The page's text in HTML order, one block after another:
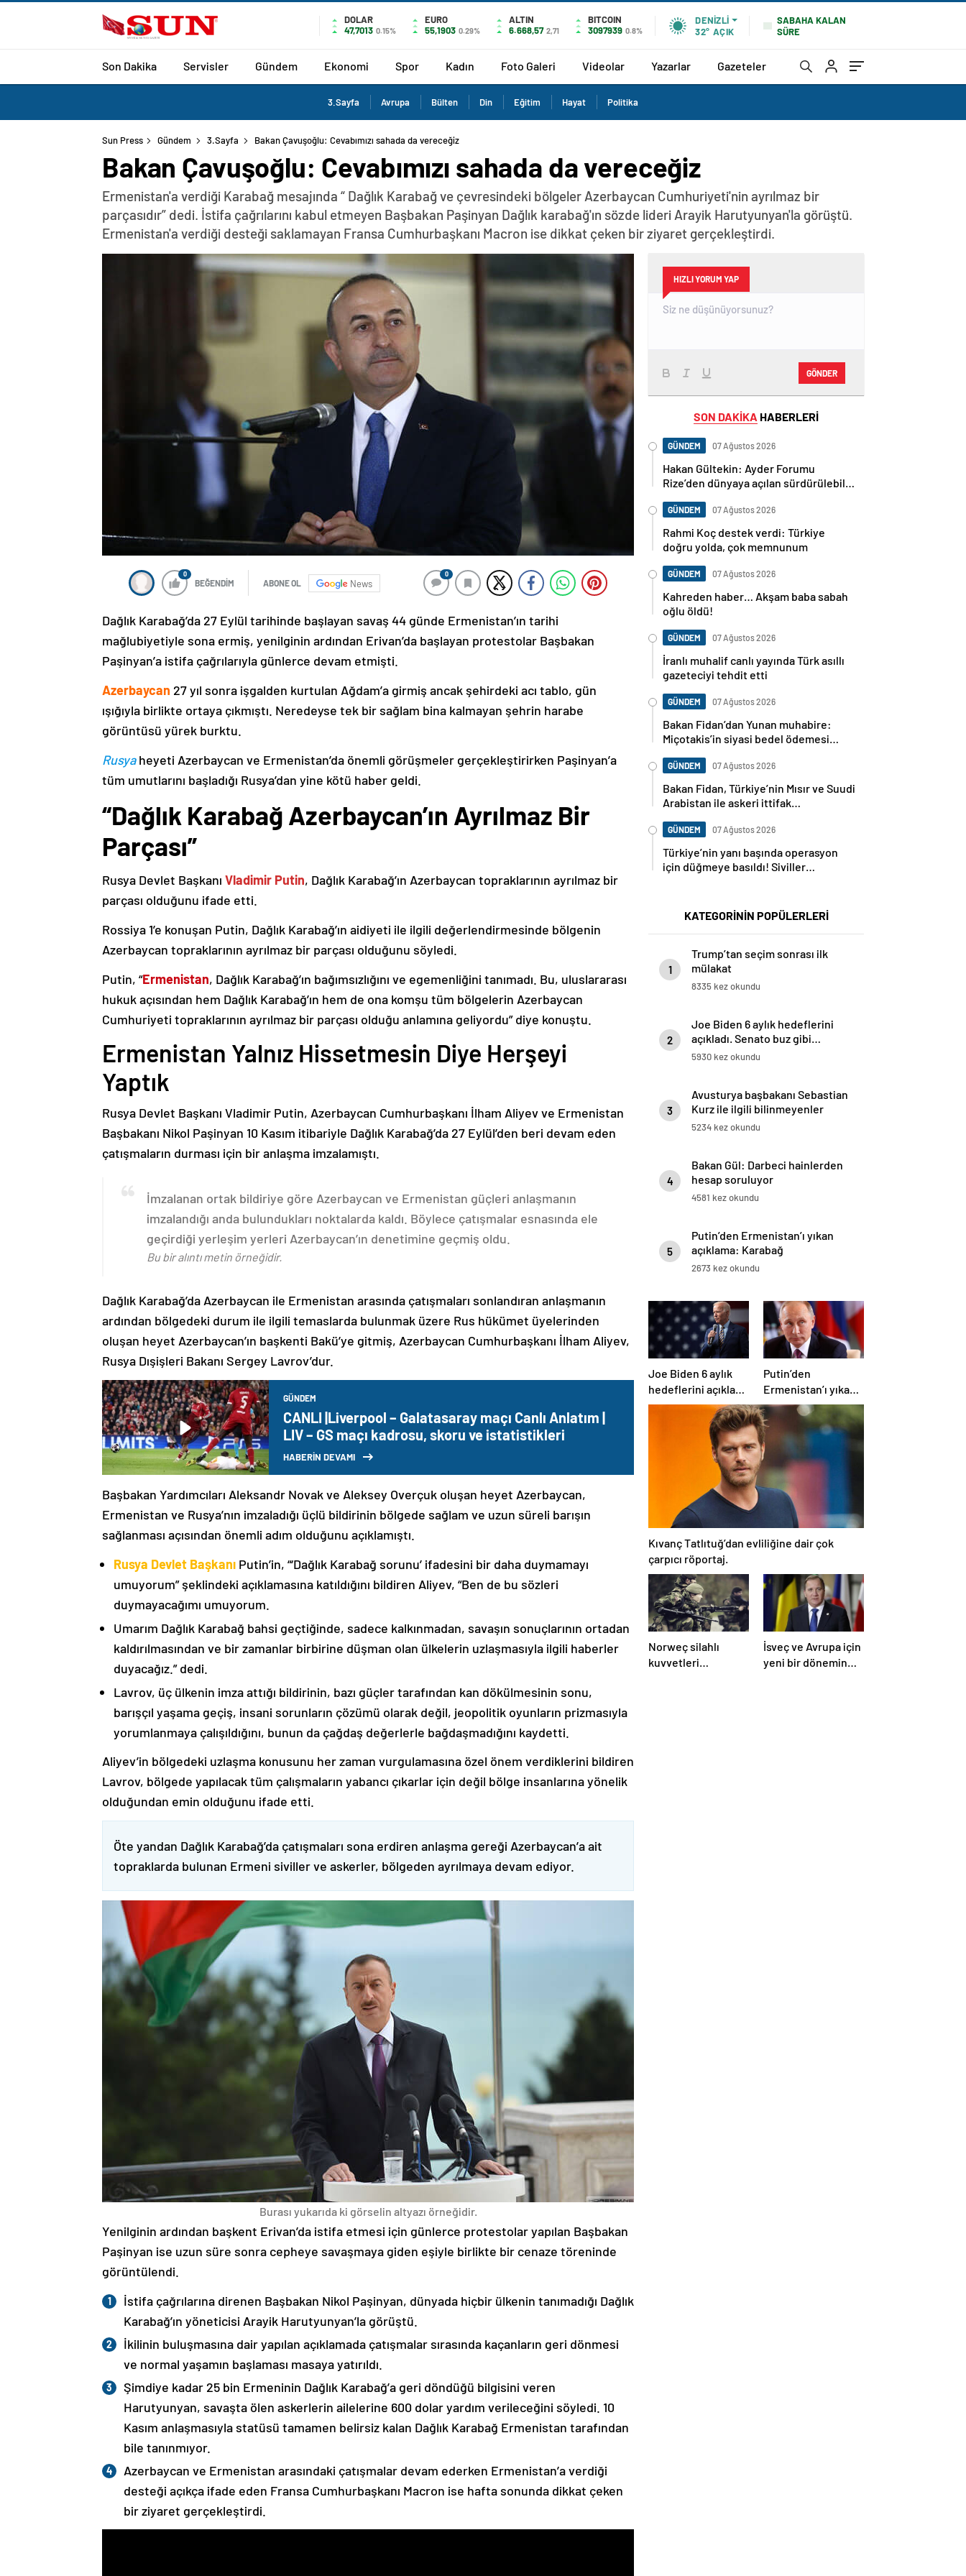
DOLAR
47,7013 0.15%
EURO
55,1903 0.29%
ALTIN
6.668,57 2,71
BITCOIN
3097939 0.8%
DENIZLI
32° AÇIK
SABAHA KALAN
SÜRE
Son Dakika Servisler Gündem Ekonomi Spor Kadın Foto Galeri Videolar Yazarlar Gazeteler
3.Sayfa Avrupa Bülten Din Eğitim Hayat Politika
Sun Press Gündem 3.Sayfa Bakan Çavuşoğlu: Cevabımızı sahada da vereceğiz
Bakan Çavuşoğlu: Cevabımızı sahada da vereceğiz
Ermenistan'a verdiği Karabağ mesajında “ Dağlık Karabağ ve çevresindeki bölgeler Azerbaycan Cumhuriyeti'nin ayrılmaz bir
parçasıdır” dedi. İstifa çağrılarını kabul etmeyen Başbakan Paşinyan Dağlık karabağ'ın sözde lideri Arayik Harutyunyan'la görüştü.
Ermenistan'a verdiği desteği saklamayan Fransa Cumhurbaşkanı Macron ise dikkat çeken bir ziyaret gerçekleştirdi.
0
BEĞENDİM ABONE OL News
0
Dağlık Karabağ’da 27 Eylül tarihinde başlayan savaş 44 günde Ermenistan’ın tarihi
mağlubiyetiyle sona ermiş, yenilginin ardından Erivan’da başlayan protestolar Başbakan
Paşinyan’a istifa çağrılarıyla günlerce devam etmişti.
Azerbaycan 27 yıl sonra işgalden kurtulan Ağdam’a girmiş ancak şehirdeki acı tablo, gün
ışığıyla birlikte ortaya çıkmıştı. Neredeyse tek bir sağlam bina kalmayan şehrin harabe
görüntüsü yürek burktu.
Rusyaheyeti Azerbaycan ve Ermenistan’da önemli görüşmeler gerçekleştirirken Paşinyan’a
tüm umutlarını başladığı Rusya’dan yine kötü haber geldi.
“Dağlık Karabağ Azerbaycan’ın Ayrılmaz Bir
Parçası”
Rusya Devlet Başkanı Vladimir Putin, Dağlık Karabağ’ın Azerbaycan topraklarının ayrılmaz bir
parçası olduğunu ifade etti.
Rossiya 1’e konuşan Putin, Dağlık Karabağ’ın aidiyeti ile ilgili değerlendirmesinde bölgenin
Azerbaycan topraklarının ayrılmaz bir parçası olduğunu söyledi.
Putin, “Ermenistan, Dağlık Karabağ’ın bağımsızlığını ve egemenliğini tanımadı. Bu, uluslararası
hukuk açısından hem Dağlık Karabağ’ın hem de ona komşu tüm bölgelerin Azerbaycan
Cumhuriyeti topraklarının ayrılmaz bir parçası olduğu anlamına geliyordu” diye konuştu.
Ermenistan Yalnız Hissetmesin Diye Herşeyi
Yaptık
Rusya Devlet Başkanı Vladimir Putin, Azerbaycan Cumhurbaşkanı İlham Aliyev ve Ermenistan
Başbakanı Nikol Paşinyan 10 Kasım itibariyle Dağlık Karabağ’da 27 Eylül’den beri devam eden
çatışmaların durması için bir anlaşma imzalamıştı.
İmzalanan ortak bildiriye göre Azerbaycan ve Ermenistan güçleri anlaşmanın
imzalandığı anda bulundukları noktalarda kaldı. Böylece çatışmalar esnasında ele
geçirdiği yerleşim yerleri Azerbaycan’ın denetimine geçmiş oldu.
Bu bir alıntı metin örneğidir.
Dağlık Karabağ’da Azerbaycan ile Ermenistan arasında çatışmaları sonlandıran anlaşmanın
ardından bölgedeki durum ile ilgili temaslarda bulunmak üzere Rus hükümet üyelerinden
oluşan heyet Azerbaycan’ın başkenti Bakü’ye gitmiş, Azerbaycan Cumhurbaşkanı İlham Aliyev,
Rusya Dışişleri Bakanı Sergey Lavrov’dur.
GÜNDEM
CANLI |Liverpool – Galatasaray maçı Canlı Anlatım |
LIV – GS maçı kadrosu, skoru ve istatistikleri
HABERİN DEVAMI
Başbakan Yardımcıları Aleksandr Novak ve Aleksey Overçuk oluşan heyet Azerbaycan,
Ermenistan ve Rusya’nın imzaladığı üçlü bildirinin bölgede sağlam ve uzun süreli barışın
sağlanması açısından önemli adım olduğunu açıklamıştı.
Rusya Devlet Başkanı Putin’in, “‘Dağlık Karabağ sorunu’ ifadesini bir daha duymamayı
umuyorum” şeklindeki açıklamasına katıldığını bildiren Aliyev, “Ben de bu sözleri
duymayacağımı umuyorum.
Umarım Dağlık Karabağ bahsi geçtiğinde, sadece kalkınmadan, savaşın sonuçlarının ortadan
kaldırılmasından ve bir zamanlar birbirine düşman olan ülkelerin uzlaşmasıyla ilgili haberler
duyacağız.” dedi.
Lavrov, üç ülkenin imza attığı bildirinin, bazı güçler tarafından kan dökülmesinin sonu,
barışçıl yaşama geçiş, insani sorunların çözümü olarak değil, jeopolitik oyunların prizmasıyla
yorumlanmaya çalışıldığını, bunun da çağdaş değerlerle bağdaşmadığını kaydetti.
Aliyev’in bölgedeki uzlaşma konusunu her zaman vurgulamasına özel önem verdiklerini bildiren
Lavrov, bölgede yapılacak tüm çalışmaların yabancı çıkarlar için değil bölge insanlarına yönelik
olduğundan emin olduğunu ifade etti.
Öte yandan Dağlık Karabağ’da çatışmaları sona erdiren anlaşma gereği Azerbaycan’a ait
topraklarda bulunan Ermeni siviller ve askerler, bölgeden ayrılmaya devam ediyor.
Burası yukarıda ki görselin altyazı örneğidir.
Yenilginin ardından başkent Erivan’da istifa etmesi için günlerce protestolar yapılan Başbakan
Paşinyan ise uzun süre sonra cepheye savaşmaya giden eşiyle birlikte bir cenaze töreninde
görüntülendi.
İstifa çağrılarına direnen Başbakan Nikol Paşinyan, dünyada hiçbir ülkenin tanımadığı Dağlık
Karabağ’ın yöneticisi Arayik Harutyunyan’la görüştü.
İkilinin buluşmasına dair yapılan açıklamada çatışmalar sırasında kaçanların geri dönmesi
ve normal yaşamın başlaması masaya yatırıldı.
Şimdiye kadar 25 bin Ermeninin Dağlık Karabağ’a geri döndüğü bilgisini veren
Harutyunyan, savaşta ölen askerlerin ailelerine 600 dolar yardım verileceğini söyledi. 10
Kasım anlaşmasıyla statüsü tamamen belirsiz kalan Dağlık Karabağ Ermenistan tarafından
bile tanınmıyor.
Azerbaycan ve Ermenistan arasındaki çatışmalar devam ederken Ermenistan’a verdiği
desteği açıkça ifade eden Fransa Cumhurbaşkanı Macron ise hafta sonunda dikkat çeken
bir ziyaret gerçekleştirdi.
HIZLI YORUM YAP
GÖNDER
SON DAKİKA HABERLERİ
GÜNDEM 07 Ağustos 2026
Hakan Gültekin: Ayder Forumu
Rize’den dünyaya açılan sürdürülebilir
GÜNDEM 07 Ağustos 2026
Rahmi Koç destek verdi: Türkiye
doğru yolda, çok memnunum
GÜNDEM 07 Ağustos 2026
Kahreden haber… Akşam baba sabah
oğlu öldü!
GÜNDEM 07 Ağustos 2026
İranlı muhalif canlı yayında Türk asıllı
gazeteciyi tehdit etti
GÜNDEM 07 Ağustos 2026
Bakan Fidan’dan Yunan muhabire:
Miçotakis’in siyasi bedel ödemesi
GÜNDEM 07 Ağustos 2026
Bakan Fidan, Türkiye’nin Mısır ve Suudi
Arabistan ile askeri ittifak
GÜNDEM 07 Ağustos 2026
Türkiye’nin yanı başında operasyon
için düğmeye basıldı! Siviller
KATEGORİNİN POPÜLERLERİ
1
Trump’tan seçim sonrası ilk
mülakat
8335 kez okundu
2
Joe Biden 6 aylık hedeflerini
açıkladı. Senato buz gibi…
5930 kez okundu
3
Avusturya başbakanı Sebastian
Kurz ile ilgili bilinmeyenler
5234 kez okundu
4
Bakan Gül: Darbeci hainlerden
hesap soruluyor
4581 kez okundu
5
Putin’den Ermenistan’ı yıkan
açıklama: Karabağ
Azerbaycan’ın ayrılmaz bir
2673 kez okundu
Joe Biden 6 aylık
hedeflerini açıkladı.
Senato buz gibi…
Putin’den
Ermenistan’ı yıkan
açıklama: Karabağ
Azerbaycan’ın
ayrılmaz bir
parçasıdır!
Kıvanç Tatlıtuğ’dan evliliğine dair çok
çarpıcı röportaj.
Norweç silahlı
kuvvetleri
İsveç ve Avrupa için
yeni bir dönemin